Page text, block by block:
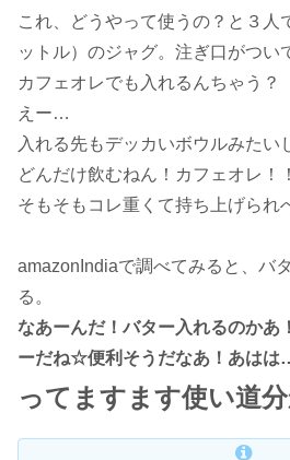
これ、どうやって使うの？と３人
ットル）のジャグ。注ぎ口がつい
カフェオレでも入れるんちゃう？
えー…
入れる先もデッカいボウルみたい
どんだけ飲むねん！カフェオレ！！
そもそもコレ重くて持ち上げられ
amazonIndiaで調べてみると、バ
る。
なあーんだ！バター入れるのかあ
ーだね☆便利そうだなあ！あはは
ってますます使い道